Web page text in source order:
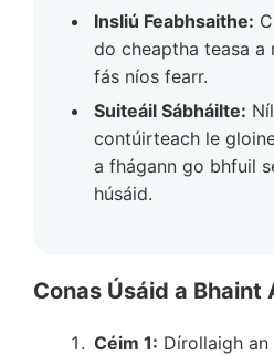
Insliú Feabhsaithe:
do cheaptha teasa a
fás níos fearr.
Suiteáil Sábháilte:
contúirteach le
a fhágann go bhfuil
húsáid.
Conas Úsáid a Bhaint
Céim 1: Dírollaigh an